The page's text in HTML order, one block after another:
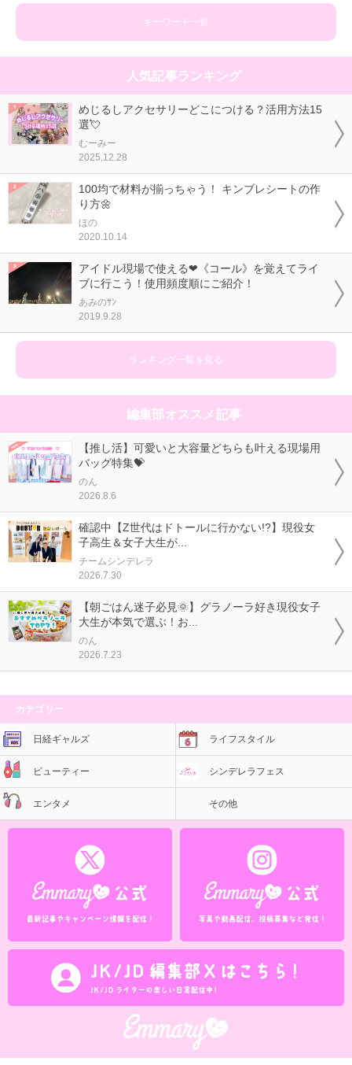
キーワード一覧
人気記事ランキング
めじるしアクセサリーどこにつける？活用方法15
選💘
むーみー
2025.12.28
100均で材料が揃っちゃう！ キンブレシートの作
り方🌼
ほの
2020.10.14
アイドル現場で使える❤《コール》を覚えてライ
ブに行こう！使用頻度順にご紹介！
あみのｻﾝ
2019.9.28
ランキング一覧を見る
編集部オススメ記事
【推し活】可愛いと大容量どちらも叶える現場用
バッグ特集💝
のん
2026.8.6
確認中【Z世代はドトールに行かない!?】現役女
子高生＆女子大生が...
チームシンデレラ
2026.7.30
【朝ごはん迷子必見🌞】グラノーラ好き現役女子
大生が本気で選ぶ！お...
のん
2026.7.23
カテゴリー
日経ギャルズ ライフスタイル
ビューティー シンデレラフェス
エンタメ その他